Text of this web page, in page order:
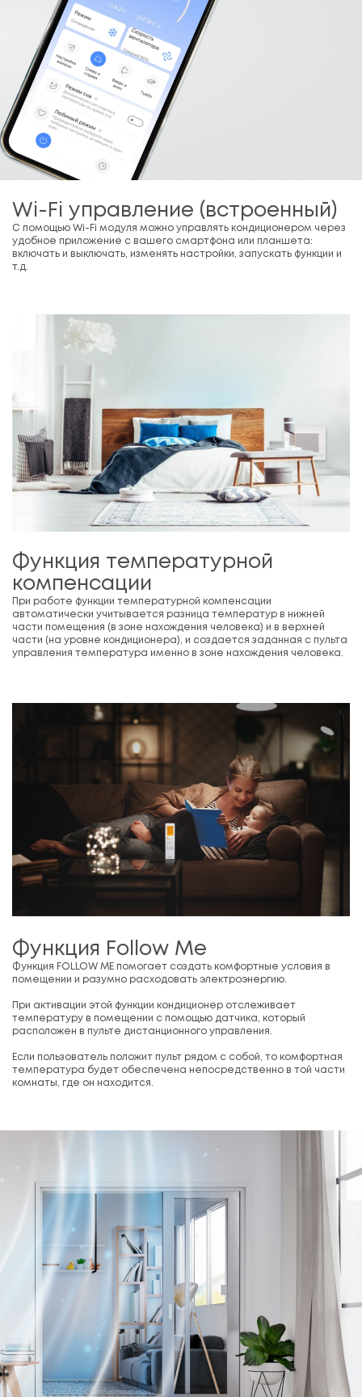
Wi-Fi управление (встроенный)
С помощью Wi-Fi модуля можно управлять кондиционером через
удобное приложение с вашего смартфона или планшета:
включать и выключать, изменять настройки, запускать функции и
т.д.
Функция температурной
компенсации
При работе функции температурной компенсации
автоматически учитывается разница температур в нижней
части помещения (в зоне нахождения человека) и в верхней
части (на уровне кондиционера), и создается заданная с пульта
управления температура именно в зоне нахождения человека.
Функция Follow Me
Функция FOLLOW ME помогает создать комфортные условия в
помещении и разумно расходовать электроэнергию.
При активации этой функции кондиционер отслеживает
температуру в помещении с помощью датчика, который
расположен в пульте дистанционного управления.
Если пользователь положит пульт рядом с собой, то комфортная
температура будет обеспечена непосредственно в той части
комнаты, где он находится.